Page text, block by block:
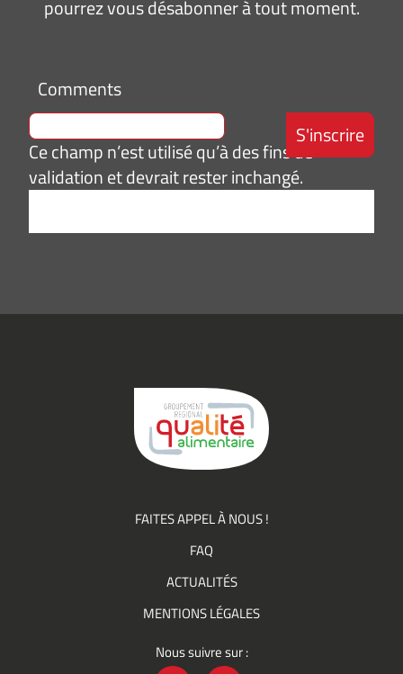
pourrez vous désabonner à tout moment.
Comments
Ce champ n’est utilisé qu’à des fins de
validation et devrait rester inchangé.
e-
FAITES APPEL À NOUS !
FAQ
ACTUALITÉS
MENTIONS LÉGALES
Nous suivre sur :